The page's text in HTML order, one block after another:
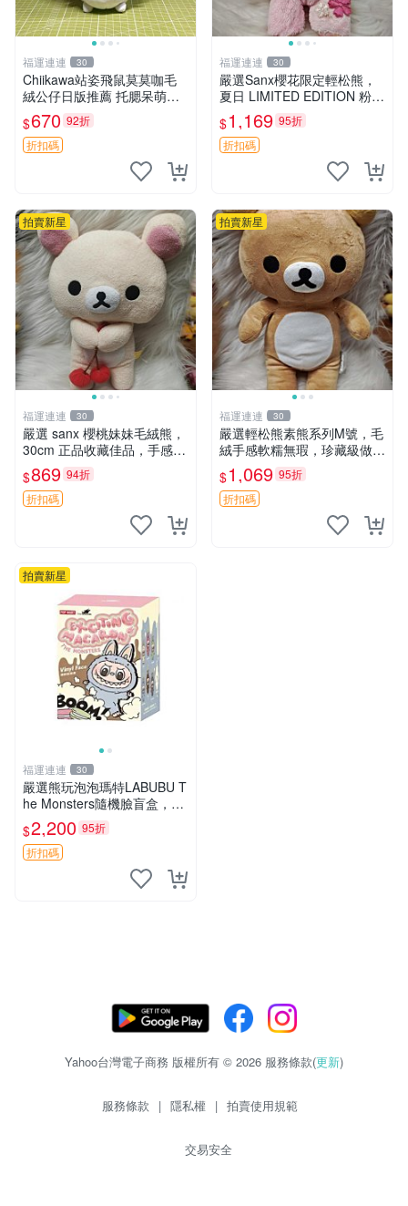
福運連連 30
Chiikawa站姿飛鼠莫莫咖毛
絨公仔日版推薦 托腮呆萌可
愛 15cm豆袋底部 當代嚴選
毛絨玩具 公仔 莫莫卡 像人
$670 92折
折扣碼
福運連連 30
嚴選Sanx櫻花限定輕松熊，
夏日 LIMITED EDITION 粉色
毛絨熊，背有拉鏈設計，肚內
填充豆袋，精致工藝呈現，狀
態如新，適合收藏與送人 櫻
$1,169 95折
折扣碼
拍賣新星
福運連連 30
嚴選 sanx 櫻桃妹妹毛絨熊，
30cm 正品收藏佳品，手感極
軟，適合贈送與收藏 櫻桃妹
妹、sanx、毛絨熊
$869 94折
折扣碼
拍賣新星
福運連連 30
嚴選輕松熊素熊系列M號，毛
絨手感軟糯無瑕，珍藏級做工
推薦收藏，尺寸35cm清晰可
見。中古毛絨、收藏精品、毛
絨玩具
$1,069 95折
折扣碼
拍賣新星
福運連連 30
嚴選熊玩泡泡瑪特LABUBU T
he Monsters隨機臉盲盒，萌
趣馬卡龍設計 芝麻豆豆 LAB
UBU LABUBU THE MONST
ERS 橙色豆
$2,200 95折
折扣碼
Yahoo台灣電子商務 版權所有 © 2026 服務條款(更新)
服務條款 | 隱私權 | 拍賣使用規範
交易安全